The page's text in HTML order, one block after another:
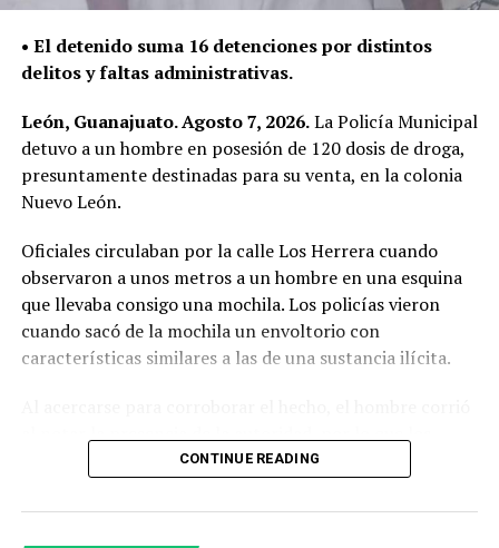
• El detenido suma 16 detenciones por distintos
delitos y faltas administrativas.
León, Guanajuato. Agosto 7, 2026.La Policía Municipal
detuvo a un hombre en posesión de 120 dosis de droga,
presuntamente destinadas para su venta, en la colonia
Nuevo León.
Oficiales circulaban por la calle Los Herrera cuando
observaron a unos metros a un hombre en una esquina
que llevaba consigo una mochila. Los policías vieron
cuando sacó de la mochila un envoltorio con
características similares a las de una sustancia ilícita.
agentes descendieron de la unidad y fueron tras él.
A la altura de la calle Montemorelos lograron detenerlo.
CONTINUE READING